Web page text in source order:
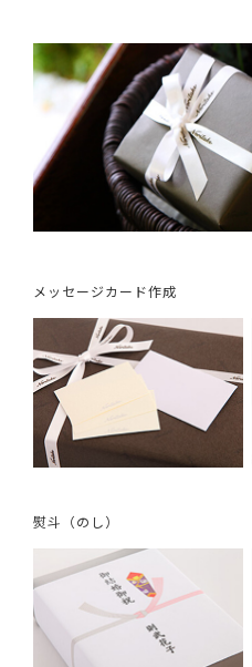
メッセージカード作成
熨斗（のし）